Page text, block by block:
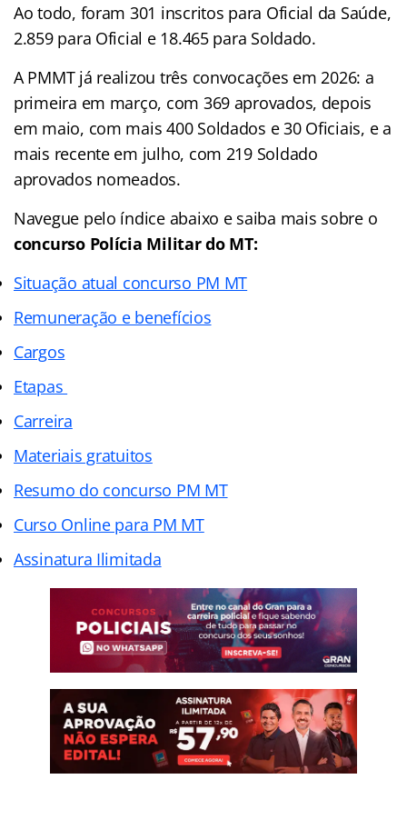
Ao todo, foram 301 inscritos para Oficial da Saúde,
2.859 para Oficial e 18.465 para Soldado.
A PMMT já realizou três convocações em 2026: a
primeira em março, com 369 aprovados, depois
em maio, com mais 400 Soldados e 30 Oficiais, e a
mais recente em julho, com 219 Soldado
aprovados nomeados.
Navegue pelo índice abaixo e saiba mais sobre o
concurso Polícia Militar do MT:
Situação atual concurso PM MT
Remuneração e benefícios
Cargos
Etapas
Carreira
Materiais gratuitos
Resumo do concurso PM MT
Curso Online para PM MT
Assinatura Ilimitada